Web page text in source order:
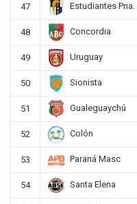
47 Estudiantes Pna.
48 Concordia
49 Uruguay
50 Sionista
51 Gualeguaychú
52 Colón
53 Paraná Masc
54 Santa Elena